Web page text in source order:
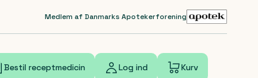
Medlem af Danmarks Apotekerforening
Bestil receptmedicin Log ind Kurv